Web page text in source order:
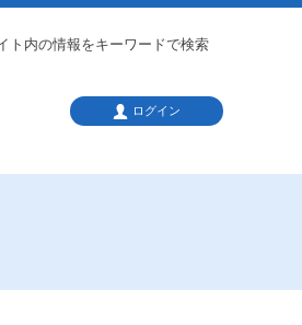
ト内の情報をキーワードで検索
ログイン